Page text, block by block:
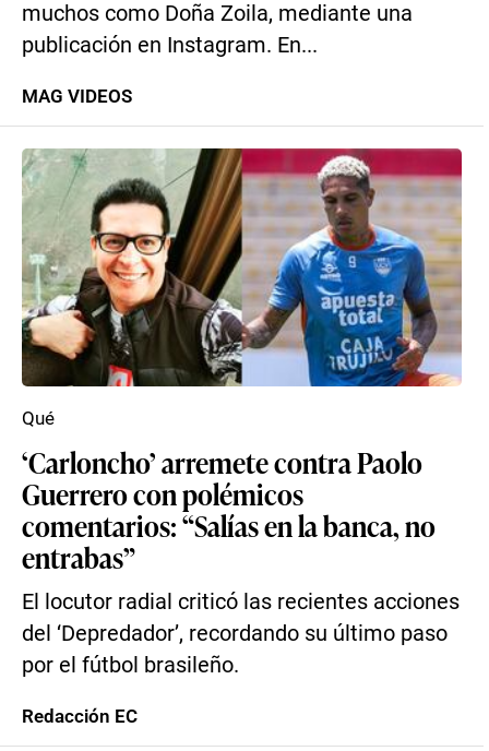
muchos como Doña Zoila, mediante una
publicación en Instagram. En...
MAG VIDEOS
‘Carloncho’ arremete contra Paolo
Guerrero con polémicos
comentarios: “Salías en la banca, no
entrabas”
El locutor radial criticó las recientes acciones
del ‘Depredador’, recordando su último paso
por el fútbol brasileño.
Qué
Redacción EC